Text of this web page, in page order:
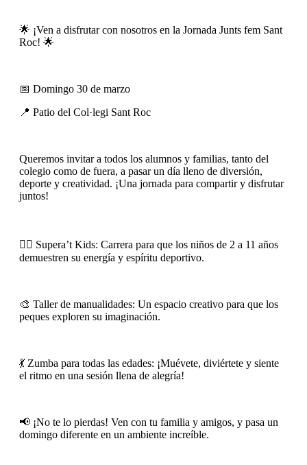
🌟 ¡Ven a disfrutar con nosotros en la Jornada Junts fem Sant
Roc! 🌟
📅 Domingo 30 de marzo
📍 Patio del Col·legi Sant Roc
Queremos invitar a todos los alumnos y familias, tanto del
colegio como de fuera, a pasar un día lleno de diversión,
deporte y creatividad. ¡Una jornada para compartir y disfrutar
juntos!
🏃‍♂️ Supera’t Kids: Carrera para que los niños de 2 a 11 años
demuestren su energía y espíritu deportivo.
🎨 Taller de manualidades: Un espacio creativo para que los
peques exploren su imaginación.
💃 Zumba para todas las edades: ¡Muévete, diviértete y siente
el ritmo en una sesión llena de alegría!
📢 ¡No te lo pierdas! Ven con tu familia y amigos, y pasa un
domingo diferente en un ambiente increíble.